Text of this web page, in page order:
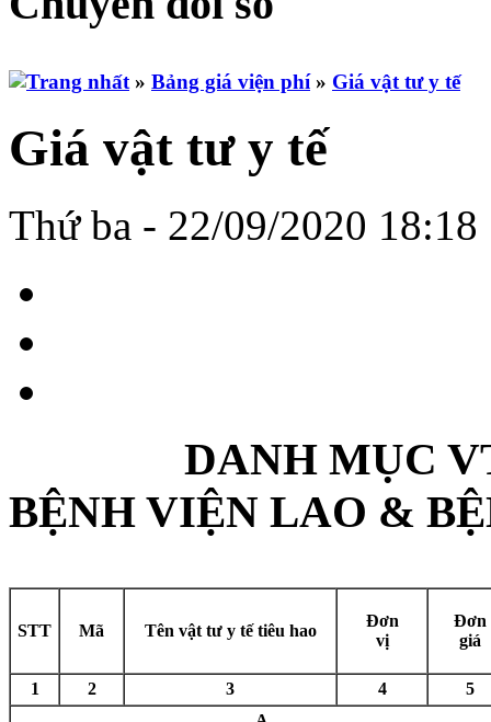
» Bảng giá viện phí » Giá vật tư y tế
Giá vật tư y tế
Thứ ba - 22/09/2020 18:18
DANH MỤC
BỆNH VIỆN LAO &
STT Mã Tên vật tư y tế tiêu hao
Đơn
vị
Đơn
giá
1 2 3 4
5